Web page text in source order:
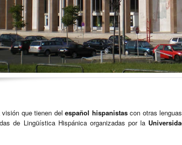
visión que tienen delespañol hispanistascon otras
de Lingüística Hispánica organizadas por la